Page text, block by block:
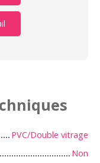
PVC/Double vitrage
Non